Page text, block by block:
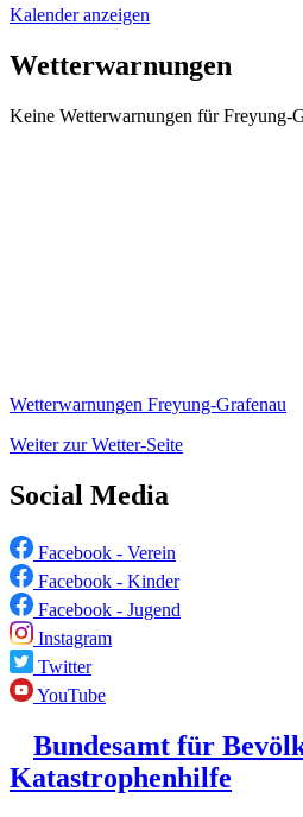
Kalender anzeigen
Wetterwarnungen
Keine Wetterwarnungen für Freyung-
Wetterwarnungen Freyung-Grafenau
Weiter zur Wetter-Seite
Social Media
Facebook - Verein
Facebook - Kinder
Facebook - Jugend
Instagram
Twitter
YouTube
Bundesamt für
Katastrophenhilfe